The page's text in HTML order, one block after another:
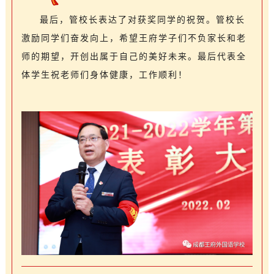
最后，管校长表达了对获奖同学的祝贺。管校长
激励同学们奋发向上，希望王府学子们不负家长和老
师的期望，开创出属于自己的美好未来。最后代表全
体学生祝老师们身体健康，工作顺利！